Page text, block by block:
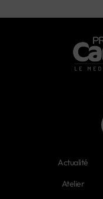
Actualité
Atelier